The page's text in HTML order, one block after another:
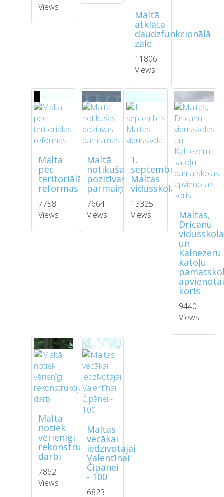
Views
Maltā
atklāta
daudzfunkcionālā
zāle
11806
Views
Malta
pēc
teritoriālās
reformas
7758
Views
Maltā
notikušas
pozitīvas
pārmaiņas
7664
Views
1.
septembris
Maltas
vidusskolā
13325
Views
Maltas,
Dricānu
un
Kalnezeru
katoļu
koris
9440
Views
Maltā
notiek
vērienīgi
rekonstrukcijas
darbi
7862
Views
Maltas
vecākai
iedzīvotajai
Valentīnai
Čipānei
- 100
6823